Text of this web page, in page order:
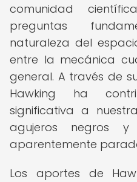
comunidad
preguntas
naturaleza del
entre la mecánica
general. A través de
Hawking ha
significativa a
agujeros negros y
aparentemente
Los aportes de